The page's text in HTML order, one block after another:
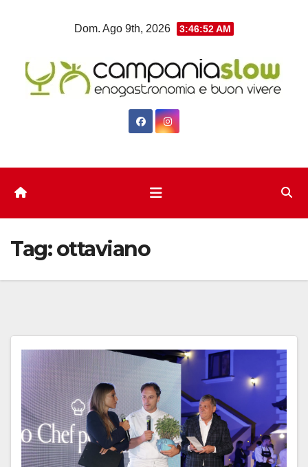
Dom. Ago 9th, 2026 3:46:53 AM
Tag:ottaviano